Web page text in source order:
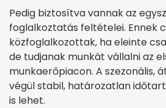
Pedig biztosítva vannak az
foglalkoztatás feltételei. Ennek
közfoglalkozottak, ha eleinte
de tudjanak munkát vállalni az
munkaerőpiacon. A szezonális,
végül stabil, határozatlan
is lehet.